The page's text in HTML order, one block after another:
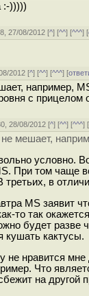
:-)))))
27/08/2012 [^] [^^] [^^^] [
2012 [^] [^^] [^^^] [
например,
с
28/08/2012 [^] [^^] [^^^] [
мешает,
условно.
При том чаще
в
MS заявит
то так
будет разве
кушать кактусы.
не нравится
Что
на